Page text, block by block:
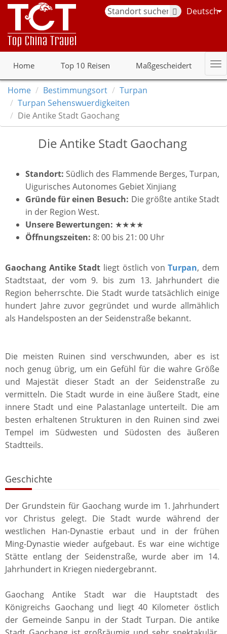
Deutsch
Home Top 10 Reisen Maßgescheidert
Home Bestimmungsort
Turpan
Turpan Sehenswuerdigkeiten
Die Antike Stadt Gaochang
Die Antike Stadt Gaochang
Standort: Südlich des Flammende Berges, Turpan,
Uigurisches Autonomes Gebiet Xinjiang
Gründe für einen Besuch: Die größte antike Stadt
in der Region West.
Unsere Bewertungen: ★★★★
Öffnungszeiten: 8: 00 bis 21: 00 Uhr
Gaochang Antike Stadt liegt östlich vonTurpan, dem
Stadtstaat, der vom 9. bis zum 13. Jahrhundert die
Region beherrschte. Die Stadt wurde tatsächlich einige
hundert Jahre zuvor gegründet und wurde allmählich
als Handelsposten an der Seidenstraße bekannt.
Die meisten Ruinen sind verschwunden, aber es ist
noch genug übrig, um ein Gefühl für die wahre Größe
und Majestät dieser Stadt an der Seidenstraße zu
vermitteln. Die Stadt wurde in eine äußere Stadt, eine
innere Stadt und eine Palastanlage unterteilt. Die am
besten erhaltenen Strukturen in den Ruinen sind zwei
Tempel im Südwesten und Südosten des äußeren
Stadtteils.
Geschichte
Der Grundstein für Gaochang wurde im 1. Jahrhundert
vor Christus gelegt. Die Stadt wurde während der
westlichen Han-Dynastie erbaut und in der frühen
Ming-Dynastie wieder aufgebaut. Es war eine wichtige
Stätte entlang der Seidenstraße, wurde aber im 14.
Jahrhundert in Kriegen niedergebrannt.
Gaochang Antike Stadt war die Hauptstadt des
Königreichs Gaochang und liegt 40 Kilometer östlich
der Gemeinde Sanpu in der Stadt Turpan. Die antike